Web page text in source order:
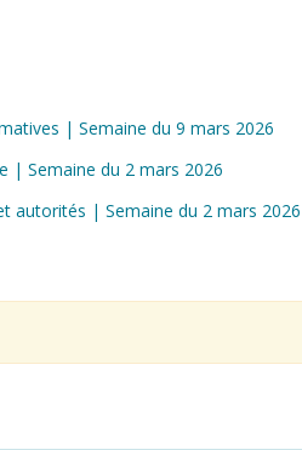
| Semaine du 9 mars 2026
| Semaine du 2 mars 2026
autorités | Semaine du 2 mars 2026